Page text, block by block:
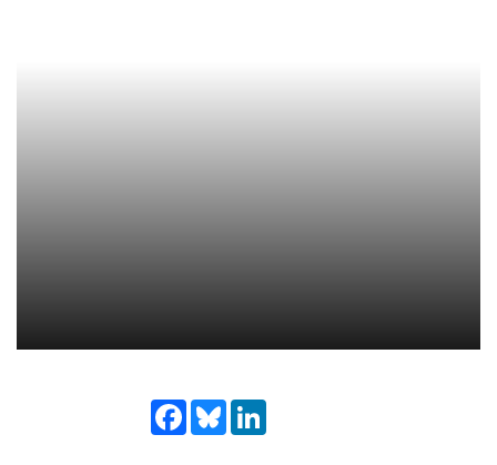
Facebook
Bluesky